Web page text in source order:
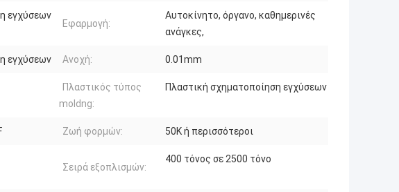
εγχύσεων
Εφαρμογή:
Αυτοκίνητο, όργανο, καθημερινές
ανάγκες,
εγχύσεων Ανοχή: 0.01mm
Πλαστικός τύπος
moldng:
Πλαστική σχηματοποίηση εγχύσεων
Ζωή φορμών: 50K ή περισσότεροι
Σειρά εξοπλισμών:
400 τόνος σε 2500 τόνο